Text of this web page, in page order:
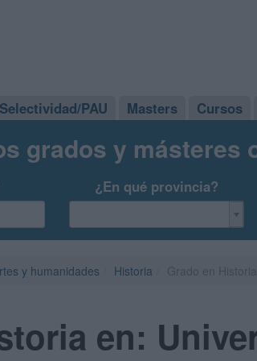
Selectividad/PAU Masters Cursos
grados y másteres
¿En qué provincia?
y humanidades Historia
en: